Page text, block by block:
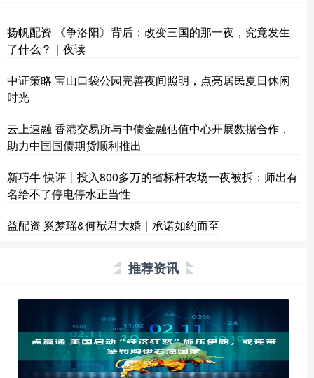
扬帆配资 《争洛阳》背后：改变三国的那一夜，究竟发生
了什么？｜夜读
中证策略 宝山口袋公园完善夜间照明，点亮居民夏日休闲
时光
云上速融 香港交易所与中债金融估值中心开展数据合作，
助力中国国债期货顺利推出
新巧牛 快评丨投入800多万的省标杆农场一夜被拆：师出有
名给不了停电停水正当性
益配资 奚梦瑶&何猷君大婚｜承诺如约而至
推荐资讯